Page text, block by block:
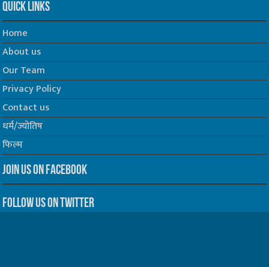
Quick Links
Home
About us
Our Team
Privacy Policy
Contact us
धर्म/ज्योतिष
फिल्म
Join us on Facebook
Follow us on Twitter